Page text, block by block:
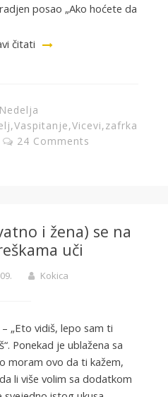
posao „Ako hoćete da
čitati
Nedelja
,Vaspitanje,Vicevi,zafrka
24 Comments
i žena) se na
uči
Kokica
„Eto vidiš, lepo sam ti
Ponekad je ublažena sa
moram ovo da ti kažem,
li više volim sa dodatkom